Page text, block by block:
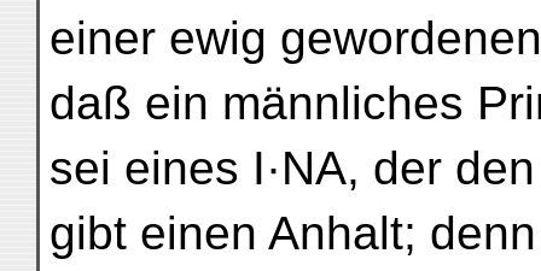
einer ewig
daß ein männliches
sei eines I·NA, der
gibt einen Anhalt;